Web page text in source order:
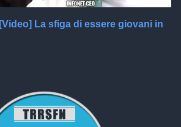
[Video] La sfiga di essere giovani in